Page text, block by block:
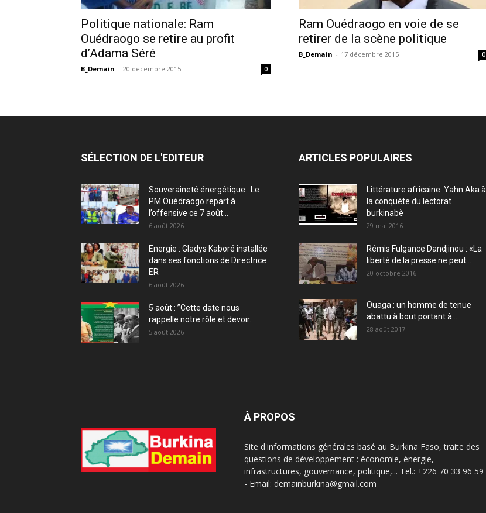
Politique nationale: Ram
Ouédraogo se retire au profit
d’Adama Séré
B_Demain - 20 décembre 2015 0
Ram Ouédraogo en voie de se
retirer de la scène politique
B_Demain - 17 décembre 2015 0
SÉLECTION DE L'EDITEUR
Souveraineté énergétique : Le
PM Ouédraogo repart à
l’offensive ce 7 août...
6 août 2026
Energie : Gladys Kaboré installée
dans ses fonctions de Directrice
ER
6 août 2026
5 août : ”Cette date nous
rappelle notre rôle et devoir...
5 août 2026
ARTICLES POPULAIRES
Littérature africaine: Yahn Aka à
la conquête du lectorat
burkinabè
29 mai 2016
Rémis Fulgance Dandjinou : «La
liberté de la presse ne peut...
20 octobre 2016
Ouaga : un homme de tenue
abattu à bout portant à...
28 août 2017
À PROPOS
Site d'informations générales basé au Burkina Faso, traite des
questions de développement : économie, énergie,
infrastructures, gouvernance, politique,... Tel.: +226 70 33 96 59
- Email: demainburkina@gmail.com